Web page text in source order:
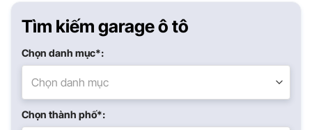
Tìm kiếm garage ô tô
Chọn danh mục*:
Chọn danh mục
Chọn thành phố*: